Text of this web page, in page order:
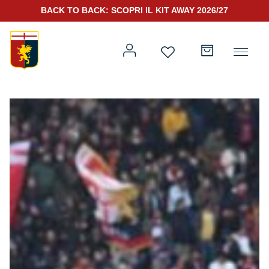
Prima squadra
Prima squadra
Genoa for Special
Kit Gara 2026/27
Training
Rappresentanza
Kit Gara 25/26
BACK TO BACK: SCOPRI IL KIT AWAY 2026/27